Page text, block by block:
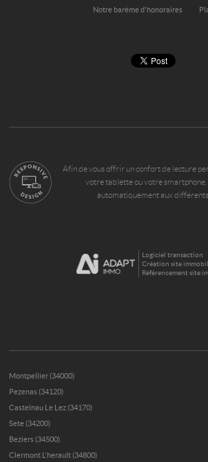
Notre barème d'honoraires
Afin de vous offrir un confort de lecture
votre tablette ou votre smartphone,
automatiquement aux
Logiciel transaction
Création site
Référencement site
Montpellier (34000)
Pezenas (34120)
Castelnau Le Lez (34170)
Sete (34200)
Beziers (34500)
Clermont L'herault (34800)